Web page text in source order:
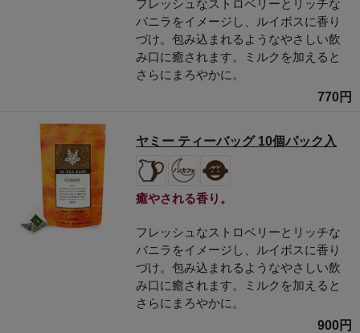
フレッシュなストロベリーとリッチな
バニラをイメージし、ルイボスに香り
づけ。包み込まれるようなやさしい飲
み口に癒されます。ミルクを加えると
さらにまろやかに。
770円
ヤミー ティーバッグ 10個パック入
癒やされる香り。
フレッシュなストロベリーとリッチな
バニラをイメージし、ルイボスに香り
づけ。包み込まれるようなやさしい飲
み口に癒されます。ミルクを加えると
さらにまろやかに。
900円